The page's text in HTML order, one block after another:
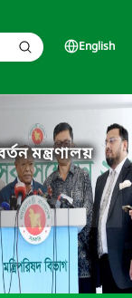
English
মন্ত্রণালয়